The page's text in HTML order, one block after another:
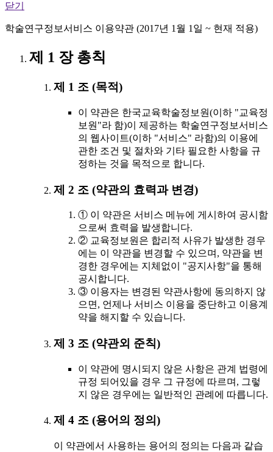
닫기
학술연구정보서비스 이용약관 (2017년 1월 1일 ~ 현재 적용)
제 1 장 총칙
제 1 조 (목적)
이 약관은 한국교육학술정보원(이하 "교육정
보원"라 함)이 제공하는 학술연구정보서비스
의 웹사이트(이하 "서비스" 라함)의 이용에
관한 조건 및 절차와 기타 필요한 사항을 규
정하는 것을 목적으로 합니다.
제 2 조 (약관의 효력과 변경)
① 이 약관은 서비스 메뉴에 게시하여 공시함
으로써 효력을 발생합니다.
② 교육정보원은 합리적 사유가 발생한 경우
에는 이 약관을 변경할 수 있으며, 약관을 변
경한 경우에는 지체없이 "공지사항"을 통해
공시합니다.
③ 이용자는 변경된 약관사항에 동의하지 않
으면, 언제나 서비스 이용을 중단하고 이용계
약을 해지할 수 있습니다.
제 3 조 (약관외 준칙)
이 약관에 명시되지 않은 사항은 관계 법령에
규정 되어있을 경우 그 규정에 따르며, 그렇
지 않은 경우에는 일반적인 관례에 따릅니다.
제 4 조 (용어의 정의)
이 약관에서 사용하는 용어의 정의는 다음과 같습